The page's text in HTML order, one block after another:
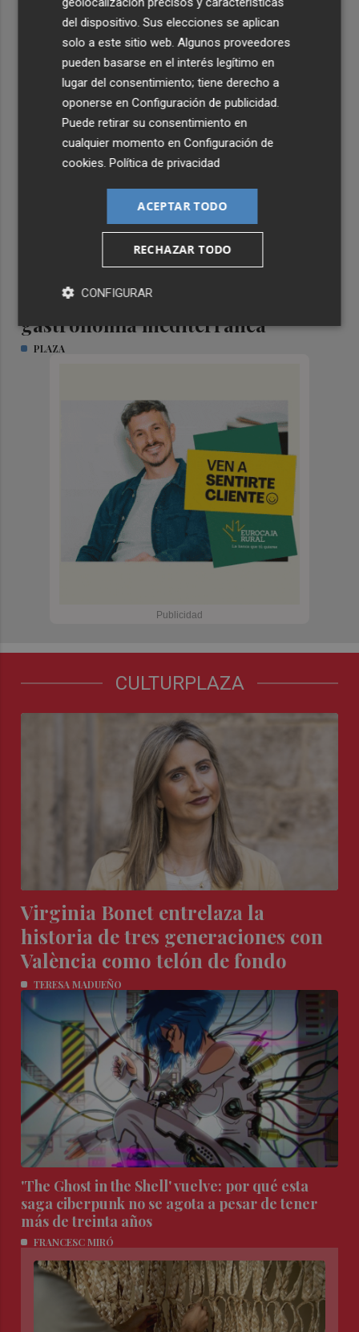
TIERRA DE EMPRESAS
Formar el talento que impulsa la
gastronomía mediterránea
PLAZA
CULTURPLAZA
Virginia Bonet entrelaza la
historia de tres generaciones con
València como telón de fondo
TERESA MADUEÑO
'The Ghost in the Shell' vuelve: por qué esta
saga ciberpunk no se agota a pesar de tener
más de treinta años
FRANCESC MIRÓ
del dispositivo. Sus elecciones se aplican
solo a este sitio web. Algunos proveedores
pueden basarse en el interés legítimo en
lugar del consentimiento; tiene derecho a
oponerse enConfiguración de publicidad.
Puede retirar su consentimiento en
cualquier momento enConfiguración de
cookies.Política de privacidad
ACEPTAR TODO
RECHAZAR TODO
CONFIGURAR